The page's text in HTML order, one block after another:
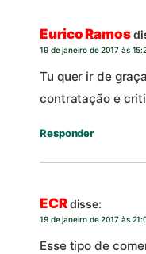
Eurico Ramos
19 de janeiro de 2017 às
Tu quer ir de
contratação e
Responder
ECRdisse:
19 de janeiro de 2017 às
Esse tipo de